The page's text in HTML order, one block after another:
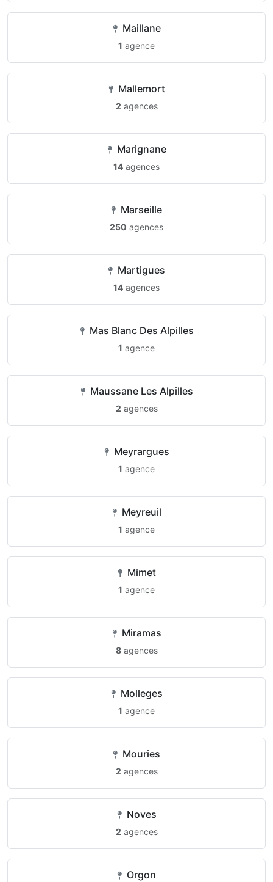
Maillane
1 agence
Mallemort
2 agences
Marignane
14 agences
Marseille
250 agences
Martigues
14 agences
Mas Blanc Des Alpilles
1 agence
Maussane Les Alpilles
2 agences
Meyrargues
1 agence
Meyreuil
1 agence
Mimet
1 agence
Miramas
8agences
Molleges
1 agence
Mouries
2 agences
Noves
2 agences
Orgon